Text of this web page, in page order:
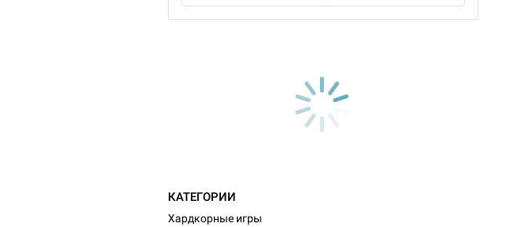
КАТЕГОРИИ
Хардкорные игры